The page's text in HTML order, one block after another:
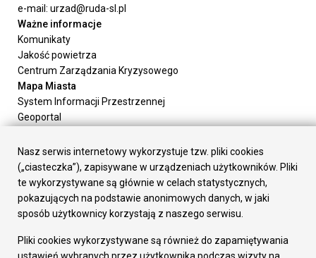
e-mail: urzad@ruda-sl.pl
Ważne informacje
Komunikaty
Jakość powietrza
Centrum Zarządzania Kryzysowego
Mapa Miasta
System Informacji Przestrzennej
Geoportal
Załatw sprawę
Prezydent Miasta
Rada Miasta
Wydziały
Elektroniczna Skrzynka Podawcza
Gospodarka
Nasz serwis internetowy wykorzystuje tzw. pliki cookies
(„ciasteczka”), zapisywane w urządzeniach użytkowników. Pliki
te wykorzystywane są głównie w celach statystycznych,
pokazujących na podstawie anonimowych danych, w jaki
sposób użytkownicy korzystają z naszego serwisu.
Pliki cookies wykorzystywane są również do zapamiętywania